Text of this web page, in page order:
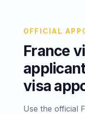
OFFICIAL
France
visa
Use the official